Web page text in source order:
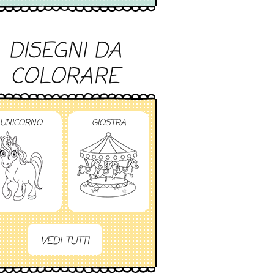
DISEGNI DA
COLORARE
UNICORNO GIOSTRA
VEDI TUTTI